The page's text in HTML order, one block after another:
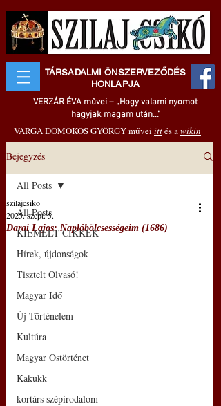
TÁRSADALMI ÖNSZERVEZŐDÉS
HONLAPJA
VERZÁR ÉVA művei – „Hogy valami nyomot
hagyjak magam után..."
VARGA DOMOKOS GYÖRGY művei ittés awikin
Bejegyzés
All Posts
KIEMELT CIKKEK
Hírek, újdonságok
Tisztelt Olvasó!
Magyar Idő
Új Történelem
Kultúra
Magyar Őstörténet
Kakukk
kortárs szépirodalom
All Posts
Darai Lajos: Naplóbölcsességeim (1686)
szilajcsiko
2025. szept. 5.